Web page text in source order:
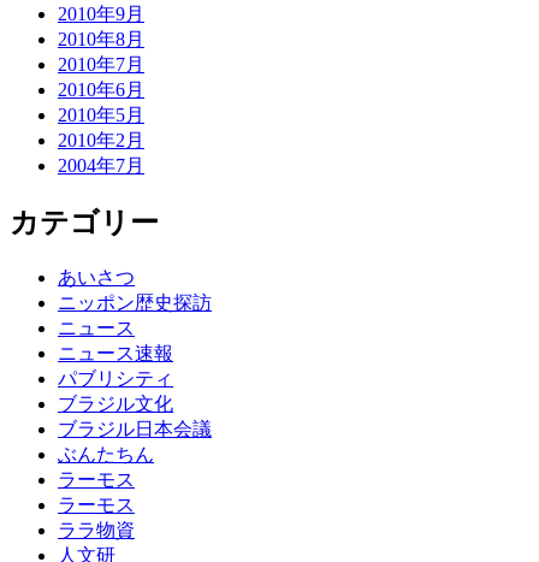
2010年9月
2010年8月
2010年7月
2010年6月
2010年5月
2010年2月
2004年7月
カテゴリー
あいさつ
ニッポン歴史探訪
ニュース
ニュース速報
パブリシティ
ブラジル文化
ブラジル日本会議
ぶんたちん
ラーモス
ラーモス
ララ物資
人文研